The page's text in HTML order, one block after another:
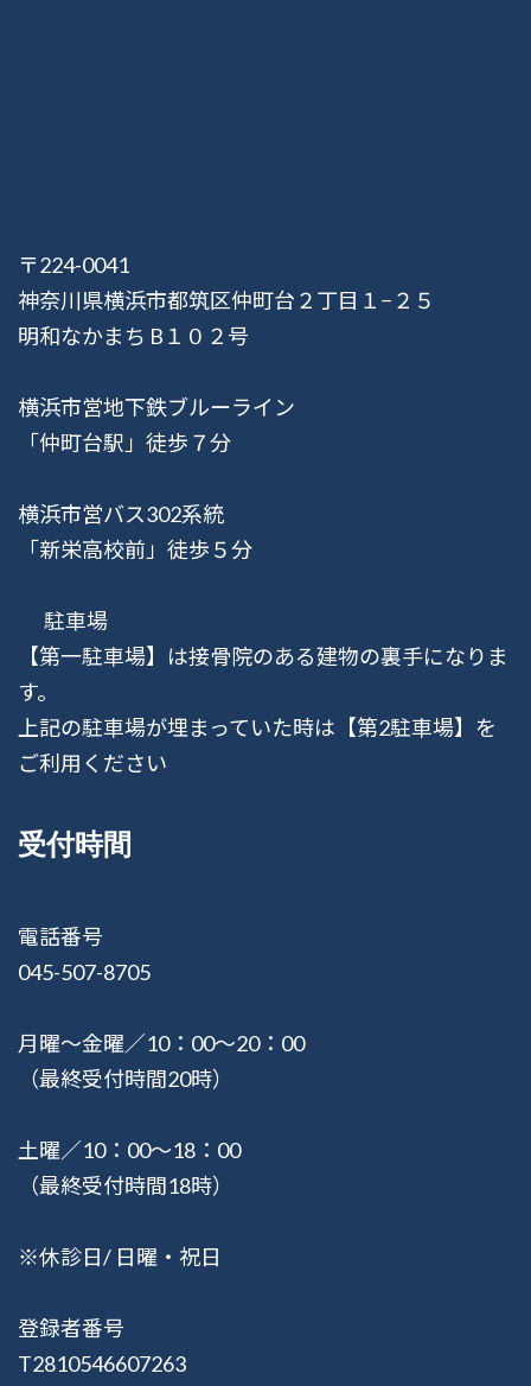
〒224-0041
神奈川県横浜市都筑区仲町台２丁目１−２５
明和なかまち B１０２号
横浜市営地下鉄ブルーライン
「仲町台駅」徒歩７分
横浜市営バス302系統
「新栄高校前」徒歩５分
駐車場
【第一駐車場】は接骨院のある建物の裏手になりま
す。
上記の駐車場が埋まっていた時は【第2駐車場】を
ご利用ください
受付時間
電話番号
045-507-8705
月曜〜金曜／10：00〜20：00
（最終受付時間20時）
土曜／10：00〜18：00
（最終受付時間18時）
※休診日/ 日曜・祝日
登録者番号
T2810546607263